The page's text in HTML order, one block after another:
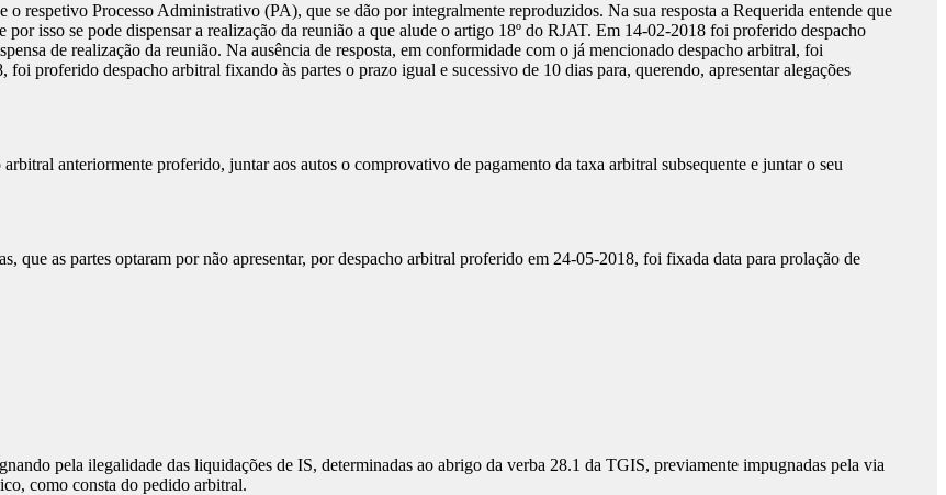
respetivo Processo Administrativo (PA), que se dão por integralmente reproduzidos. Na sua resposta a Requerida entende que
por isso se pode dispensar a realização da reunião a que alude o artigo 18º do RJAT. Em 14-02-2018 foi proferido despacho
de realização da reunião. Na ausência de resposta, em conformidade com o já mencionado despacho arbitral, foi
proferido despacho arbitral fixando às partes o prazo igual e sucessivo de 10 dias para, querendo, apresentar alegações
anteriormente proferido, juntar aos autos o comprovativo de pagamento da taxa arbitral subsequente e juntar o seu
que as partes optaram por não apresentar, por despacho arbitral proferido em 24-05-2018, foi fixada data para prolação de
pela ilegalidade das liquidações de IS, determinadas ao abrigo da verba 28.1 da TGIS, previamente impugnadas pela via
como consta do pedido arbitral.